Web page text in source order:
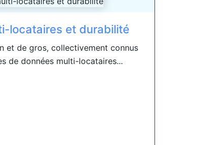
locataires et durabilité
et de gros, collectivement connus
de données multi-locataires...